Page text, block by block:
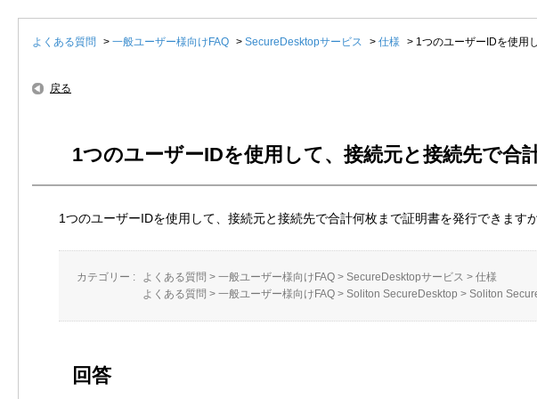
よくある質問 > 一般ユーザー様向けFAQ > SecureDesktopサービス > 仕様 > 1つのユーザーIDを使用
戻る
1つのユーザーIDを使用して、接続元と接続先で合
1つのユーザーIDを使用して、接続元と接続先で合計何枚まで証明書を発行できます
カテゴリー : よくある質問 > 一般ユーザー様向けFAQ > SecureDesktopサービス > 仕様
よくある質問 > 一般ユーザー様向けFAQ > Soliton SecureDesktop > Soliton
回答